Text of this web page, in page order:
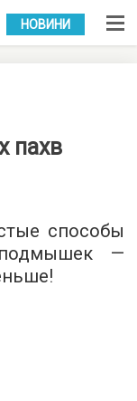
УКР РУС
НОВИНИ
пахв
способы
—